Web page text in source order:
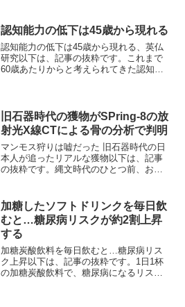
プが発表した。炭水化物を減らすダイエ
ットが日本でも広まってい...
認知能力の低下は45歳から現れる
認知能力の低下は45歳から現れる、英仏
研究以下は、記事の抜粋です。これまで
60歳あたりからと考えられてきた認知能
旧石器時代の獲物がSPring-8の放
射光X線CTによる骨の分析で判明
マンモス狩りは嘘だった 旧石器時代の日
本人が追ったリアルな獲物以下は、記事
の抜粋です。縄文時代のひとつ前、およ
ージ（漫画の影響も強いが）がある。だ
が実際はそうでは...
加糖したソフトドリンクを毎日飲
むと…糖尿病リスクが約2割上昇
する
加糖炭酸飲料を毎日飲むと…糖尿病リス
ク上昇以下は、記事の抜粋です。1日1杯
の加糖炭酸飲料で、糖尿病になるリスク